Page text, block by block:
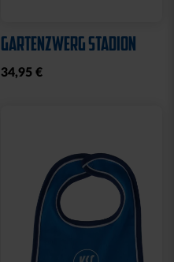
GARTENZWERG STADION
34,95 €